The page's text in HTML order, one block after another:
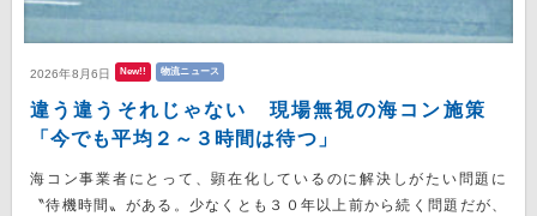
2026年8月6日 New!! 物流ニュース
違う違うそれじゃない 現場無視の海コン施策
「今でも平均２～３時間は待つ」
海コン事業者にとって、顕在化しているのに解決しがたい問題に
〝待機時間〟がある。少なくとも３０年以上前から続く問題だが、